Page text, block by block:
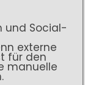
und Social-
externe
für den
manuelle